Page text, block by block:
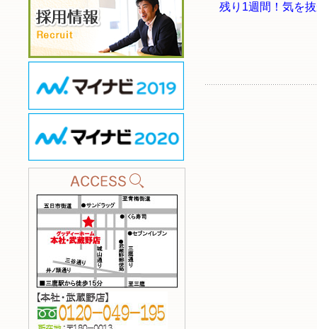
残り1週間！気を